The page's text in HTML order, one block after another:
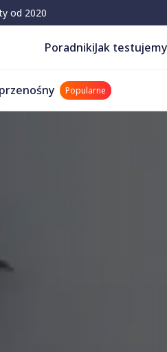
od 2020
PoradnikiJak
Popularne